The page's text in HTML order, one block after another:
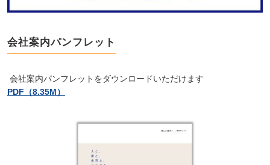
会社案内パンフレット
会社案内パンフレットをダウンロードいただけます
PDF（8.35M）